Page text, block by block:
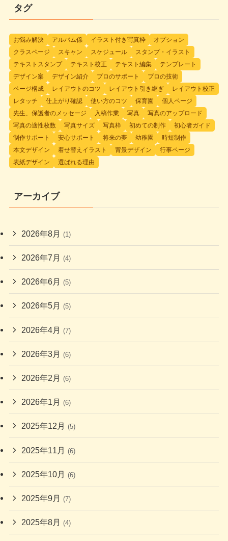
タグ
お悩み解決 アルバム係 イラスト付き写真枠
オプション
クラスページ
スキャン スケジュール
スタンプ・イラスト
テキストスタンプ
テキスト校正 テキスト編集
テンプレート
デザイン案
デザイン紹介 プロのサポート
プロの技術
ページ構成
レイアウトのコツ レイアウト引き継ぎ
レイアウト校正
レタッチ
仕上がり確認 使い方のコツ 保育園
個人ページ
先生、保護者のメッセージ
入稿作業 写真
写真のアップロード
写真の適性枚数
写真サイズ 写真枠 初めての制作
初心者ガイド
制作サポート
安心サポート 将来の夢 幼稚園
時短制作
本文デザイン
着せ替えイラスト 背景デザイン
行事ページ
表紙デザイン
選ばれる理由
アーカイブ
2026年8月 (1)
2026年7月 (4)
2026年6月 (5)
2026年5月 (5)
2026年4月 (7)
2026年3月 (6)
2026年2月 (6)
2026年1月 (6)
2025年12月 (5)
2025年11月 (6)
2025年10月 (6)
2025年9月 (7)
2025年8月 (4)